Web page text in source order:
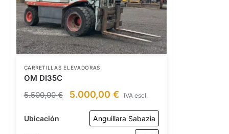
CARRETILLAS ELEVADORAS
OM DI35C
5.500,00€ 5.000,00 € IVA escl.
Ubicación Anguillara Sabazia